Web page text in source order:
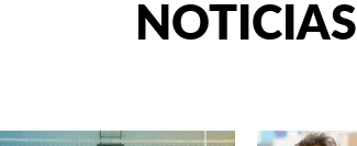
NOTICIAS